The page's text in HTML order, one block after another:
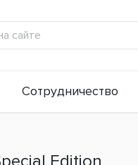
Сотрудничество